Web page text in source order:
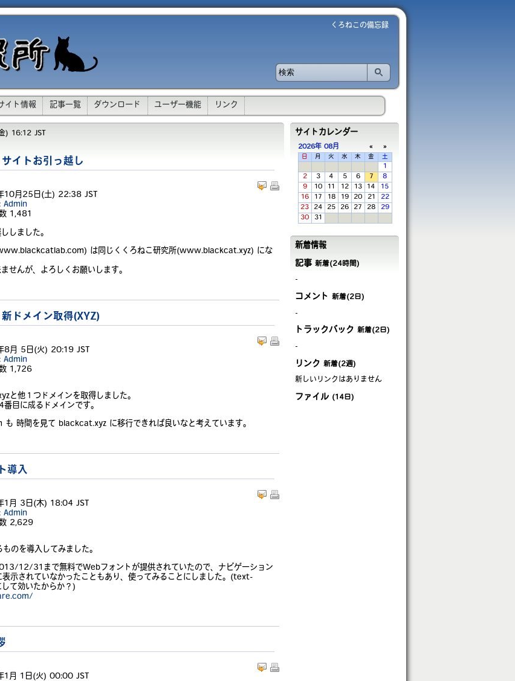
くろねこの備忘録
イト情報 記事一覧 ダウンロード ユーザー機能 リンク
) 16:12 JST
イトお引っ越し
10月25日(土) 22:38 JST
Admin
1,481
しました。
は同じくくろねこ研究所(www.blackcat.xyz) にな
せんが、よろしくお願いします。
ドメイン取得(XYZ)
8月 5日(火) 20:19 JST
Admin
1,726
と他１つドメインを取得しました。
目に成るドメインです。
時間を見て blackcat.xyz に移行できれば良いなと考えています。
導入
1月 3日(木) 18:04 JST
Admin
2,629
のを導入してみました。
12/31まで無料でWebフォントが提供されていたので、ナビゲーション
表示されていなかったこともあり、使ってみることにしました。(text-
て効いたからか？)
1月 1日(火) 00:00 JST
サイトカレンダー
2026年 08月 « »
日 月 火 水 木 金 土
1
2
3 4 5 6 7
8
9
10 11 12 13 14
15
16
17 18 19 20 21
22
23
24 25 26 27 28
29
30
31
新着情報
記事 新着(24時間)
-
コメント 新着(2日)
-
トラックバック 新着(2日)
-
リンク 新着(2週)
新しいリンクはありません
ファイル (14日)